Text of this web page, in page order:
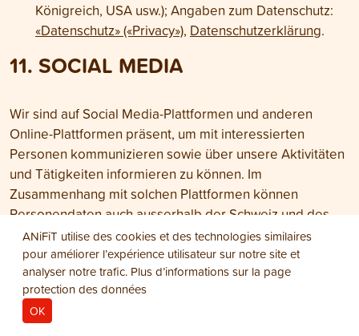
Königreich, USA usw.); Angaben zum Datenschutz:
«Datenschutz» («Privacy»), Datenschutzerklärung.
11. SOCIAL MEDIA
Wir sind auf Social Media-Plattformen und anderen
Online-Plattformen präsent, um mit interessierten
Personen kommunizieren sowie über unsere Aktivitäten
und Tätigkeiten informieren zu können. Im
Zusammenhang mit solchen Plattformen können
Personendaten auch ausserhalb der Schweiz und des
Europäischen Wirtschaftsraumes (EWR) bearbeitet
werden.
Es gelten jeweils auch die Allgemeinen
Geschäftsbedingungen (AGB) und
Nutzungsbedingungen sowie Datenschutzerklärungen
ANiFiT utilise des cookies et des technologies similaires
pour améliorer l’expérience utilisateur sur notre site et
analyser notre trafic. Plus d’informations sur la page
protection des données
OK